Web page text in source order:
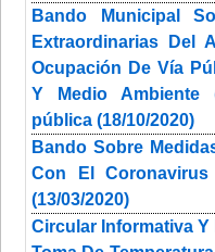
Bando Municipal
Extraordinarias Del
Ocupación De Vía
Y Medio Ambiente
pública (18/10/2020)
Bando Sobre
Con El Coronavirus
(13/03/2020)
Circular Informativa